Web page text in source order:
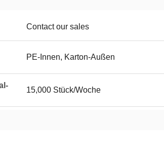
Contact our sales
PE-Innen, Karton-Außen
15,000 Stück/Woche